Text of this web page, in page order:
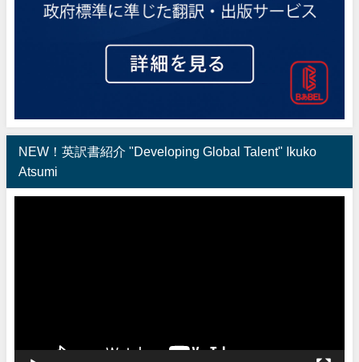
NEW！英訳書紹介 "Developing Global Talent" Ikuko
Atsumi